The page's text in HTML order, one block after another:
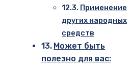
Применение
других народных
средств
Может быть
полезно для вас: